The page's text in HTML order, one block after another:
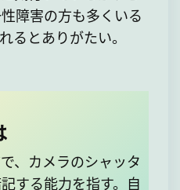
障害の方も多くいる
るとありがたい。
、カメラのシャッタ
する能力を指す。自